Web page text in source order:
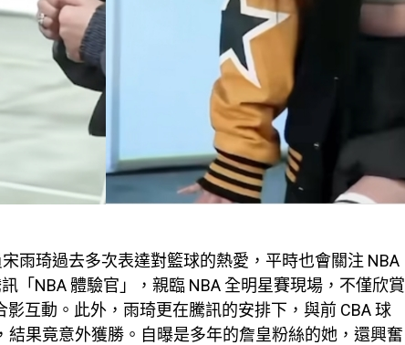
雨琦過去多次表達對籃球的熱愛，平時也會關注 NBA
「NBA 體驗官」，親臨 NBA 全明星賽現場，不僅欣賞
影互動。此外，雨琦更在騰訊的安排下，與前 CBA 球
結果竟意外獲勝。自曝是多年的詹皇粉絲的她，還興奮